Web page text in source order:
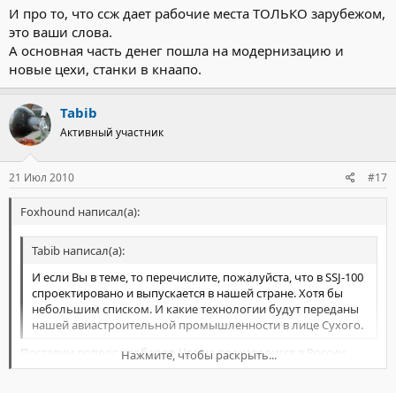
И про то, что ссж дает рабочие места ТОЛЬКО зарубежом,
это ваши слова.
А основная часть денег пошла на модернизацию и
новые цехи, станки в кнаапо.
Tabib
Активный участник
21 Июл 2010 #17
Foxhound написал(а):
Tabib написал(а):
И если Вы в теме, то перечислите, пожалуйста, что в SSJ-100
спроектировано и выпускается в нашей стране. Хотя бы
небольшим списком. И какие технологии будут переданы
нашей авиастроительной промышленности в лице Сухого.
Поставим вопрос наоборот. Что не производится в России.
Планер где собирают? В России. Движки где собирают? В
Нажмите, чтобы раскрыть...